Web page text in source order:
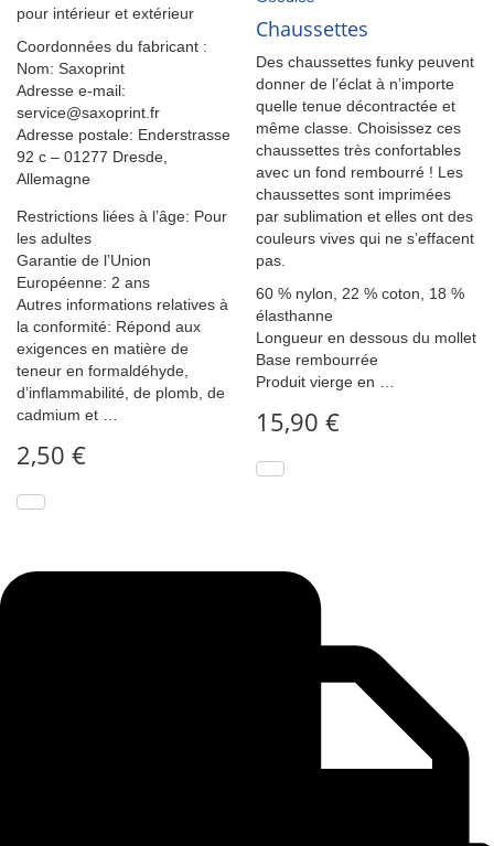
pour intérieur et extérieur
Coordonnées du fabricant :
Nom: Saxoprint
Adresse e-mail:
service@saxoprint.fr
Adresse postale: Enderstrasse
92 c – 01277 Dresde,
Allemagne
Restrictions liées à l’âge: Pour
les adultes
Garantie de l’Union
Européenne: 2 ans
Autres informations relatives à
la conformité: Répond aux
exigences en matière de
teneur en formaldéhyde,
d’inflammabilité, de plomb, de
cadmium et …
2,50 €
Chaussettes
Des chaussettes funky peuvent
donner de l’éclat à n’importe
quelle tenue décontractée et
même classe. Choisissez ces
chaussettes très confortables
avec un fond rembourré ! Les
chaussettes sont imprimées
par sublimation et elles ont des
couleurs vives qui ne s’effacent
pas.
60 % nylon, 22 % coton, 18 %
élasthanne
Longueur en dessous du mollet
Base rembourrée
Produit vierge en …
15,90€